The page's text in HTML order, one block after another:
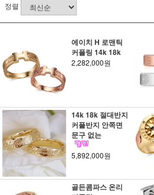
정렬
에이치 H 로맨틱
커플링 14k 18k
2,282,000원
14k 18k 절대반지
커플반지 안쪽면
문구 없는
5,892,000원
골든콤파스 온리